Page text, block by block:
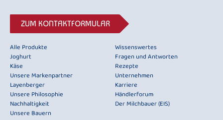
ZUM KONTAKTFORMULAR
Alle Produkte
Joghurt
Käse
Unsere Markenpartner
Layenberger
Unsere Philosophie
Nachhaltigkeit
Unsere Bauern
Wissenswertes
Fragen und Antworten
Rezepte
Unternehmen
Karriere
Händlerforum
Der Milchbauer (EIS)